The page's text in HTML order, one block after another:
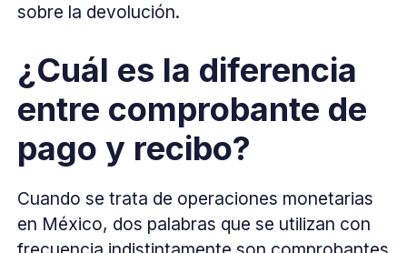
sobre la devolución.
¿Cuál es la diferencia
entre comprobante de
pago y recibo?
Cuando se trata de operaciones monetarias
en México, dos palabras que se utilizan con